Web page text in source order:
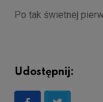
Po tak świetnej
Udostępnij: